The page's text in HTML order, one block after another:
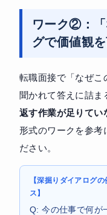
ワーク②：「
グで価値観
転職面接で「なぜこ
聞かれて答えに詰ま
返す作業が足りてい
形式のワークを参考
ださい。
【深掘りダイアログ
ス】
Q: 今の仕事で何が